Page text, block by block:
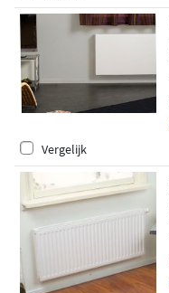
Vergelijk